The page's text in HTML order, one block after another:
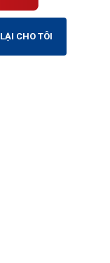
CHO TÔI